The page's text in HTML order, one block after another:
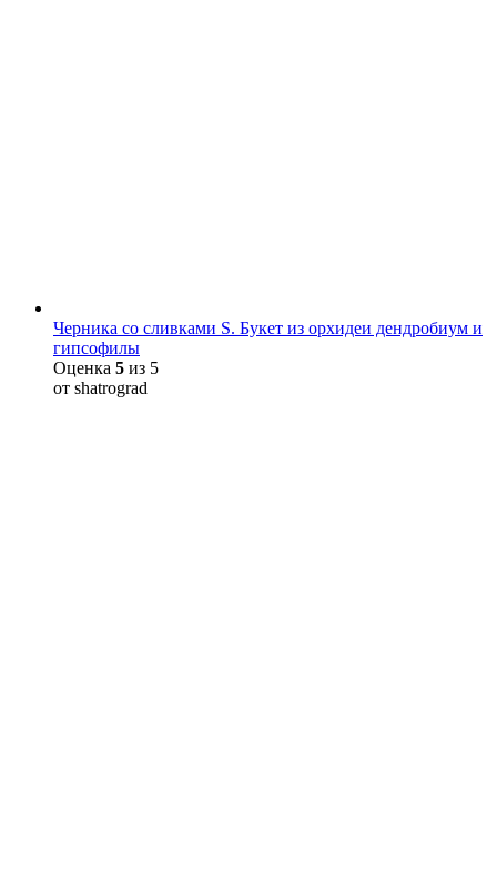
Черника со сливками S. Букет из орхидеи дендробиум и
гипсофилы
Оценка 5 из 5
от shatrograd